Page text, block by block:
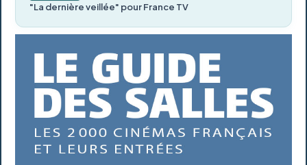
"La dernière veillée" pour France TV